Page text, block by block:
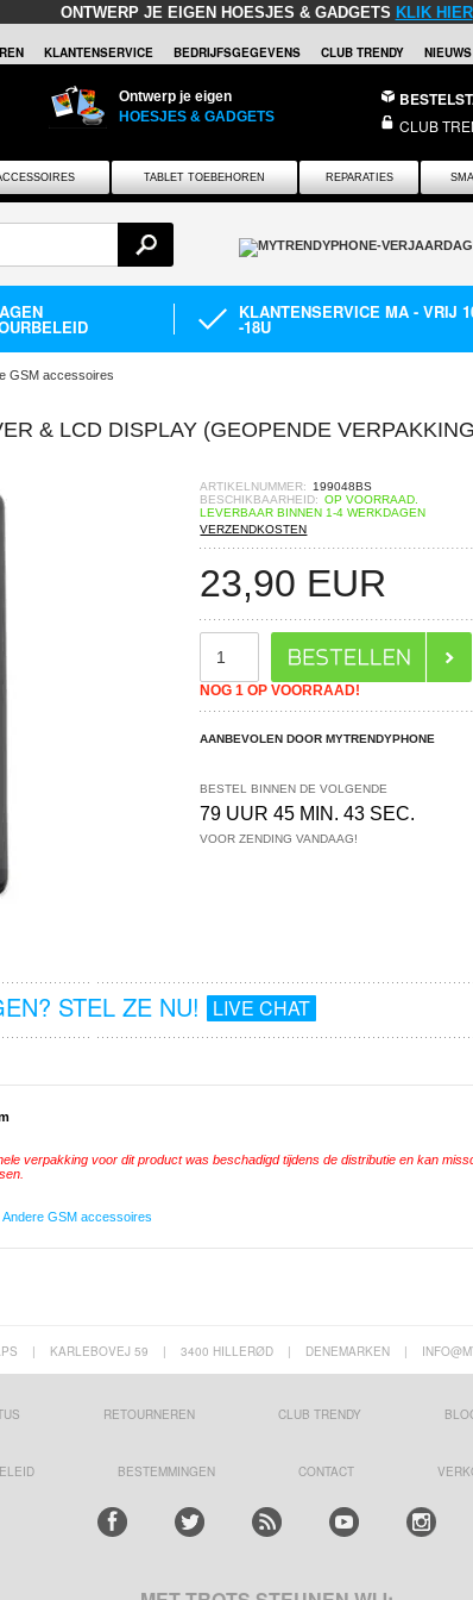
ONTWERP JE EIGEN HOESJES & GADGETS KLIK HIER
KLANTENSERVICE BEDRIJFSGEGEVENS CLUB TRENDY
Ontwerp je eigen
HOESJES & GADGETS
CLUB
TABLET TOEBEHOREN REPARATIES
KLANTENSERVICE MA - VRIJ
-18U
GSM accessoires
& LCD DISPLAY (GEOPENDE
ARTIKELNUMMER:
199048BS
BESCHIKBAARHEID: OP VOORRAAD.
LEVERBAAR BINNEN 1-4 WERKDAGEN
VERZENDKOSTEN
23,90 EUR
NOG 1 OP VOORRAAD!
AANBEVOLEN DOOR MYTRENDYPHONE
BESTEL BINNEN DE VOLGENDE
79 UUR 45 MIN. 42 SEC.
VOOR ZENDING VANDAAG!
STEL ZE NU! LIVE CHAT
verpakking voor dit product was beschadigd tijdens de distributie en kan
Andere GSM accessoires
| KARLEBOVEJ 59 | 3400 HILLERØD | DENEMARKEN |
RETOURNEREN CLUB TRENDY
BESTEMMINGEN CONTACT